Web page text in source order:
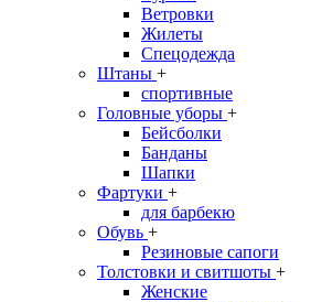
Ветровки
Жилеты
Спецодежда
Штаны +
спортивные
Головные уборы +
Бейсболки
Банданы
Шапки
Фартуки +
для барбекю
Обувь +
Резиновые сапоги
Толстовки и свитшоты +
Женские